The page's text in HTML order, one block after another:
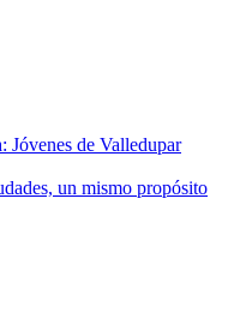
Jóvenes de Valledupar
un mismo propósito